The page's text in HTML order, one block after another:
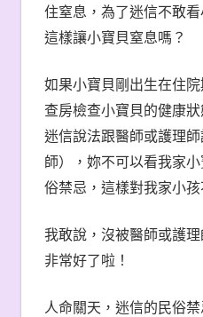
住窒息，為了迷信不敢
這樣讓小寶貝窒息嗎？
如果小寶貝剛出生在住
查房檢查小寶貝的健康
迷信說法跟醫師或護理
師），妳不可以看我家
俗禁忌，這樣對我家小
我敢說，沒被醫師或護
非常好了啦！
人命關天，迷信的民俗